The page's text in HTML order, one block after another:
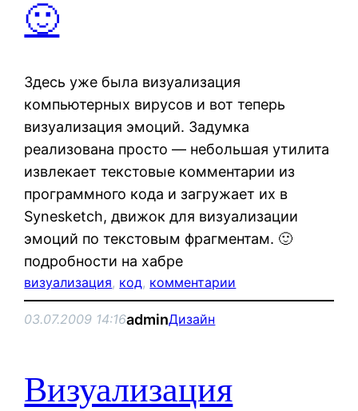
🙂
Здесь уже была визуализация
компьютерных вирусов и вот теперь
визуализация эмоций. Задумка
реализована просто — небольшая утилита
извлекает текстовые комментарии из
программного кода и загружает их в
Synesketch, движок для визуализации
эмоций по текстовым фрагментам. 🙂
подробности на хабре
визуализация, код, комментарии
03.07.2009 14:16adminДизайн
Визуализация